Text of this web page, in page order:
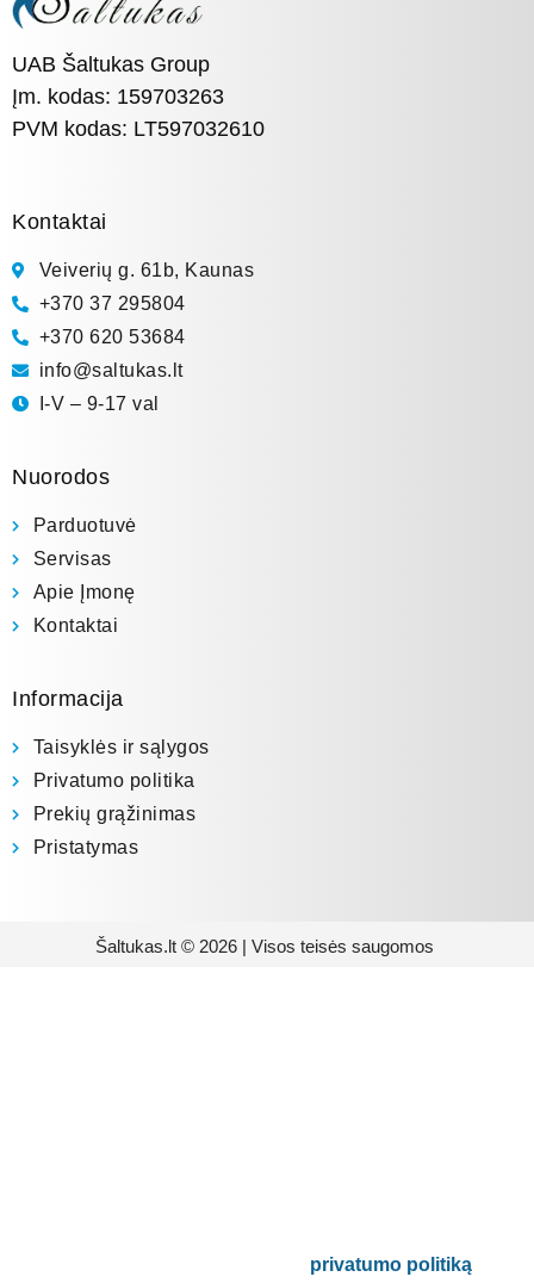
UAB Šaltukas Group
Įm. kodas: 159703263
PVM kodas: LT597032610
Kontaktai
Veiverių g. 61b, Kaunas
+370 37 295804
+370 620 53684
info@saltukas.lt
I-V – 9-17 val
Nuorodos
Parduotuvė
Servisas
Apie Įmonę
Kontaktai
Informacija
Taisyklės ir sąlygos
Privatumo politika
Prekių grąžinimas
Pristatymas
Šaltukas.lt © 2026 | Visos teisės saugomos
privatumo politiką.